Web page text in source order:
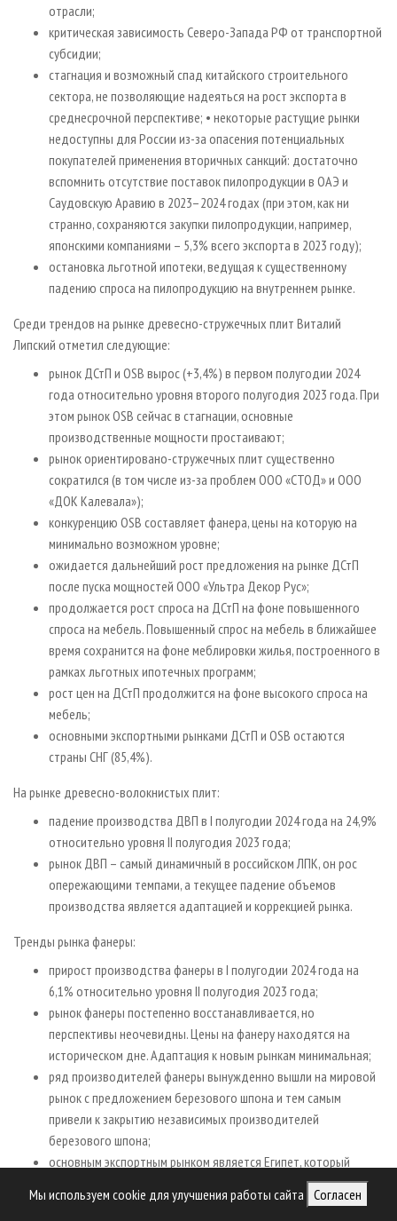
Мы используем cookie для улучшения работы сайта Согласен
отрасли;
критическая зависимость Северо-Запада РФ от транспортной
субсидии;
стагнация и возможный спад китайского строительного
сектора, не позволяющие надеяться на рост экспорта в
среднесрочной перспективе; • некоторые растущие рынки
недоступны для России из-за опасения потенциальных
покупателей применения вторичных санкций: достаточно
вспомнить отсутствие поставок пилопродукции в ОАЭ и
Саудовскую Аравию в 2023–2024 годах (при этом, как ни
странно, сохраняются закупки пилопродукции, например,
японскими компаниями – 5,3% всего экспорта в 2023 году);
остановка льготной ипотеки, ведущая к существенному
падению спроса на пилопродукцию на внутреннем рынке.
Среди трендов на рынке древесно-стружечных плит Виталий
Липский отметил следующие:
рынок ДСтП и OSB вырос (+3,4%) в первом полугодии 2024
года относительно уровня второго полугодия 2023 года. При
этом рынок OSB сейчас в стагнации, основные
производственные мощности простаивают;
рынок ориентировано-стружечных плит существенно
сократился (в том числе из-за проблем ООО «СТОД» и ООО
«ДОК Калевала»);
конкуренцию OSB составляет фанера, цены на которую на
минимально возможном уровне;
ожидается дальнейший рост предложения на рынке ДСтП
после пуска мощностей ООО «Ультра Декор Рус»;
продолжается рост спроса на ДСтП на фоне повышенного
спроса на мебель. Повышенный спрос на мебель в ближайшее
время сохранится на фоне меблировки жилья, построенного в
рамках льготных ипотечных программ;
рост цен на ДСтП продолжится на фоне высокого спроса на
мебель;
основными экспортными рынками ДСтП и OSB остаются
страны СНГ (85,4%).
На рынке древесно-волокнистых плит:
падение производства ДВП в I полугодии 2024 года на 24,9%
относительно уровня II полугодия 2023 года;
рынок ДВП – самый динамичный в российском ЛПК, он рос
опережающими темпами, а текущее падение объемов
производства является адаптацией и коррекцией рынка.
Тренды рынка фанеры:
прирост производства фанеры в I полугодии 2024 года на
6,1% относительно уровня II полугодия 2023 года;
рынок фанеры постепенно восстанавливается, но
перспективы неочевидны. Цены на фанеру находятся на
историческом дне. Адаптация к новым рынкам минимальная;
ряд производителей фанеры вынужденно вышли на мировой
рынок с предложением березового шпона и тем самым
привели к закрытию независимых производителей
березового шпона;
основным экспортным рынком является Египет, который
страдает от дефицита баланса, торгового дисбаланса,
недостатка платежеспособности и бюджетного дефицита;